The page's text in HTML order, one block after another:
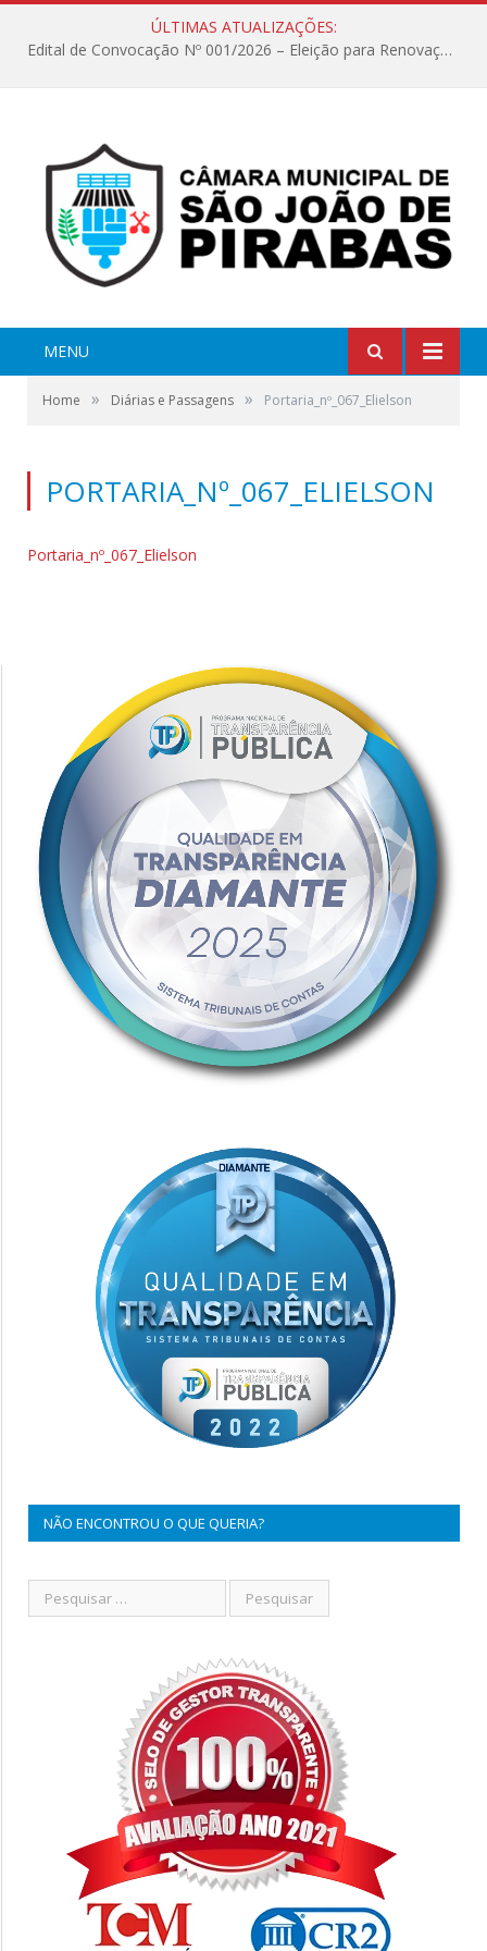
ÚLTIMAS ATUALIZAÇÕES:
Edital de Convocação Nº 001/2026 – Eleição para Renovação da Mesa Diretora – Biênio 2027/2028
MENU
Home » Diárias e Passagens » Portaria_nº_067_Elielson
PORTARIA_Nº_067_ELIELSON
Portaria_nº_067_Elielson
NÃO ENCONTROU O QUE QUERIA?